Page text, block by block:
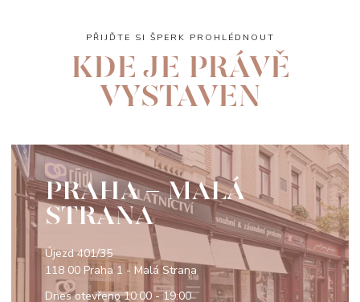
PŘIJĎTE SI ŠPERK PROHLÉDNOUT
KDE JE PRÁVĚ
VYSTAVEN
PRAHA - MALÁ
STRANA
Újezd 401/35
118 00 Praha 1 - Malá Strana
Dnes otevřeno10:00 - 19:00